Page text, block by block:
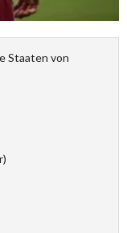
Staaten von